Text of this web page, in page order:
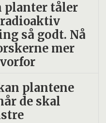
planter tåler
så godt. Nå
mer
plantene
de skal